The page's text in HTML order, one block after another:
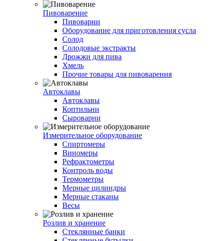
Пивоварение
Пивоварни
Оборудование для приготовления сусла
Солод
Солодовые экстракты
Дрожжи для пива
Хмель
Прочие товары для пивоварения
Автоклавы
Автоклавы
Коптильни
Сыроварни
Измерительное оборудование
Спиртомеры
Виномеры
Рефрактометры
Контроль воды
Термометры
Мерные цилиндры
Мерные стаканы
Весы
Розлив и хранение
Стеклянные банки